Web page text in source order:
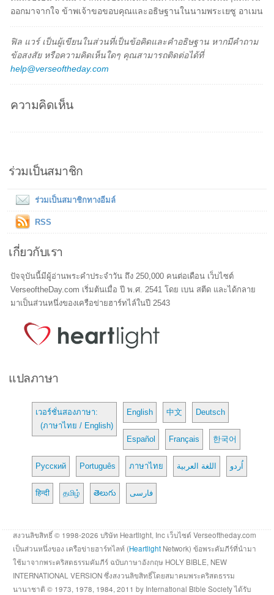
ออกมาจากใจ ข้าพเจ้าขอขอบคุณและอธิษฐานในนามพระเยซู อาเมน
ฟิล แวร์ เป็นผู้เขียนในส่วนที่เป็นข้อคิดและคำอธิษฐาน หากมีคำถาม
ข้อสงสัย หรือความคิดเห็นใดๆ คุณสามารถติดต่อได้ที่
help@verseoftheday.com
ความคิดเห็น
ร่วมเป็นสมาชิก
ร่วมเป็นสมาชิกทางอีมล์
RSS
เกี่ยวกับเรา
ปัจจุบันนี้มีผู้อ่านพระคำประจำวัน ถึง 250,000 คนต่อเดือน เว็บไซต์
VerseoftheDay.com เริ่มต้นเมื่อ ปี พ.ศ. 2541 โดย เบน สตีด และได้กลาย
มาเป็นส่วนหนึ่งของเครือข่ายฮาร์ทไล์ในปี 2543
แปลภาษา
เวอร์ชั่นสองภาษา:
(ภาษาไทย / English)
English 中文 Deutsch
Español Français 한국어
Русский Português ภาษาไทย اللغة العربية اُردو
हिन्दी தமிழ் తెలుగు فارسی
สงวนลิขสิทธิ์ © 1998-2026 บริษัท Heartlight, Inc เว็บไซต์ Verseoftheday.com
เป็นส่วนหนึ่งของ เครือข่ายฮาร์ทไลท์ (Heartlight Network) ข้อพระคัมภีร์ที่นำมา
ใช้มาจากพระคริสตธรรมคัมภีร์ ฉบับภาษาอังกฤษ HOLY BIBLE, NEW
INTERNATIONAL VERSION ซึ่งสงวนลิขสิทธิ์โดยสมาคมพระคริสตธรรม
นานาชาติ © 1973, 1978, 1984, 2011 by International Bible Society ได้รับ